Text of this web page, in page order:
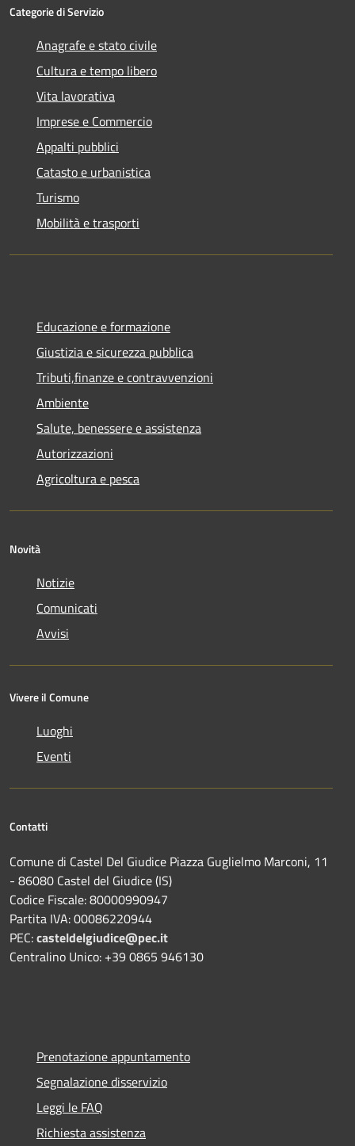
Categorie di Servizio
Anagrafe e stato civile
Cultura e tempo libero
Vita lavorativa
Imprese e Commercio
Appalti pubblici
Catasto e urbanistica
Turismo
Mobilità e trasporti
Educazione e formazione
Giustizia e sicurezza pubblica
Tributi,finanze e contravvenzioni
Ambiente
Salute, benessere e assistenza
Autorizzazioni
Agricoltura e pesca
Novità
Notizie
Comunicati
Avvisi
Vivere il Comune
Luoghi
Eventi
Contatti
Comune di Castel Del Giudice Piazza Guglielmo Marconi, 11
- 86080 Castel del Giudice (IS)
Codice Fiscale: 80000990947
Partita IVA: 00086220944
PEC:casteldelgiudice@pec.it
Centralino Unico: +39 0865 946130
Prenotazione appuntamento
Segnalazione disservizio
Leggi le FAQ
Richiesta assistenza